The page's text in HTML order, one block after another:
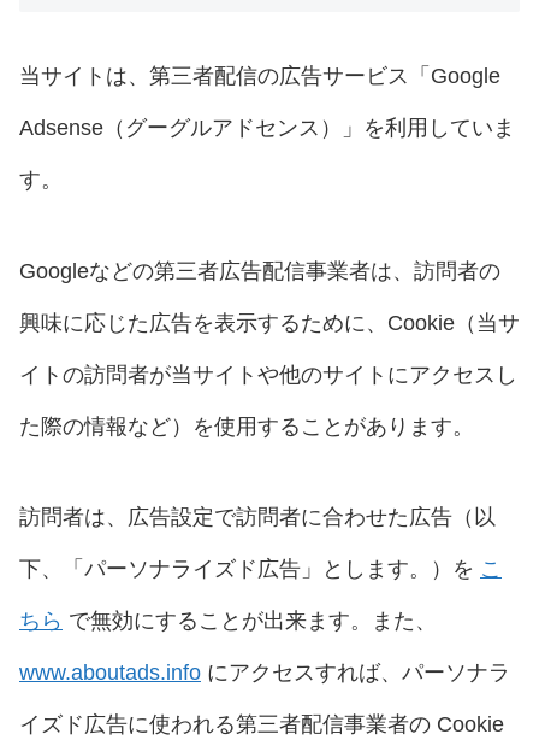
当サイトは、第三者配信の広告サービス「Google
Adsense（グーグルアドセンス）」を利用していま
す。
Googleなどの第三者広告配信事業者は、訪問者の
興味に応じた広告を表示するために、Cookie（当サ
イトの訪問者が当サイトや他のサイトにアクセスし
た際の情報など）を使用することがあります。
訪問者は、広告設定で訪問者に合わせた広告（以
下、「パーソナライズド広告」とします。）を こ
ちら で無効にすることが出来ます。また、
www.aboutads.info にアクセスすれば、パーソナラ
イズド広告に使われる第三者配信事業者の Cookie